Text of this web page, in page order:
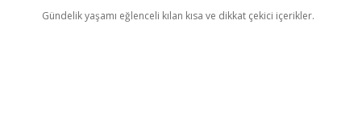
Gündelik yaşamı eğlenceli kılan kısa ve dikkat çekici içerikler.